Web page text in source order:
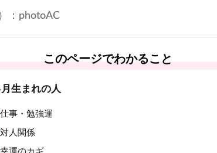
：photoAC
このページでわかること
生まれの人
仕事・勉強運
対人関係